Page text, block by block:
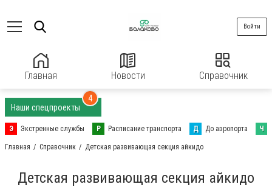
Главная Новости Справочник
Войти
Наши спецпроекты
4
Э Экстренные службы Р Расписание транспорта Д До аэропорта Ч
Главная Справочник Детская развивающая секция айкидо
Детская развивающая секция айкидо